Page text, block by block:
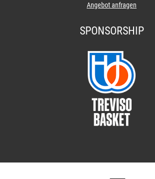
Angebot anfragen
SPONSORSHIP